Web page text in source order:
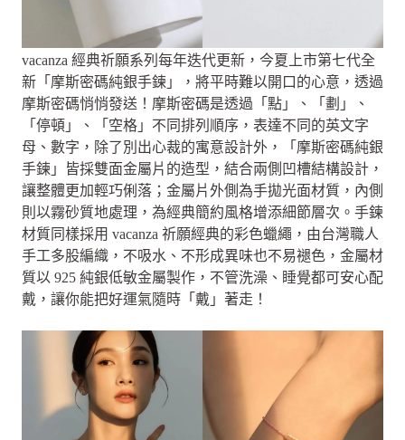
vacanza 經典祈願系列每年迭代更新，今夏上市第七代全
新「摩斯密碼純銀手鍊」，將平時難以開口的心意，透過
摩斯密碼悄悄發送！摩斯密碼是透過「點」、「劃」、
「停頓」、「空格」不同排列順序，表達不同的英文字
母、數字，除了別出心裁的寓意設計外，「摩斯密碼純銀
手鍊」皆採雙面金屬片的造型，結合兩側凹槽結構設計，
讓整體更加輕巧俐落；金屬片外側為手拋光面材質，內側
則以霧砂質地處理，為經典簡約風格增添細節層次。手鍊
材質同樣採用 vacanza 祈願經典的彩色蠟繩，由台灣職人
手工多股編織，不吸水、不形成異味也不易褪色，金屬材
質以 925 純銀低敏金屬製作，不管洗澡、睡覺都可安心配
戴，讓你能把好運氣隨時「戴」著走！